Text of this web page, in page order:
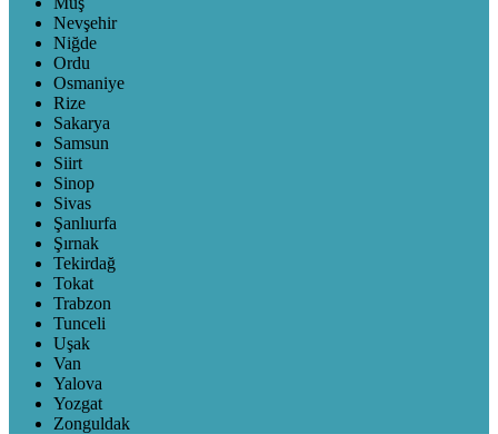
Nevşehir
Niğde
Ordu
Osmaniye
Rize
Sakarya
Samsun
Siirt
Sinop
Sivas
Şanlıurfa
Şırnak
Tekirdağ
Tokat
Trabzon
Tunceli
Uşak
Van
Yalova
Yozgat
Zonguldak